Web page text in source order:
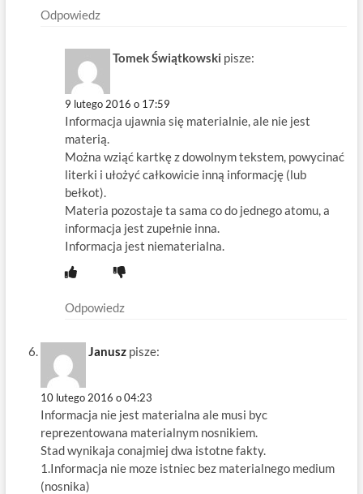
Odpowiedz
Tomek Świątkowski pisze:
9 lutego 2016 o 17:59
Informacja ujawnia się materialnie, ale nie jest
materią.
Można wziąć kartkę z dowolnym tekstem, powycinać
literki i ułożyć całkowicie inną informację (lub
bełkot).
Materia pozostaje ta sama co do jednego atomu, a
informacja jest zupełnie inna.
Informacja jest niematerialna.
Odpowiedz
Janusz pisze:
10 lutego 2016 o 04:23
Informacja nie jest materialna ale musi byc
reprezentowana materialnym nosnikiem.
Stad wynikaja conajmiej dwa istotne fakty.
1.Informacja nie moze istniec bez materialnego medium
(nosnika)